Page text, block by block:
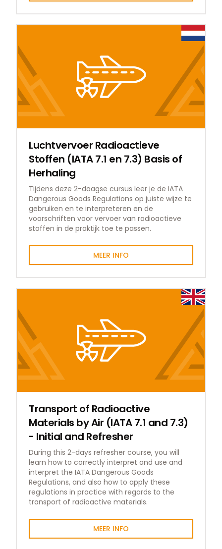
Luchtvervoer Radioactieve
Stoffen (IATA 7.1 en 7.3) Basis of
Herhaling
Tijdens deze 2-daagse cursus leer je de IATA
Dangerous Goods Regulations op juiste wijze te
gebruiken en te interpreteren en de
voorschriften voor vervoer van radioactieve
stoffen in de praktijk toe te passen.
MEER INFO
Transport of Radioactive
Materials by Air (IATA 7.1 and 7.3)
- Initial and Refresher
During this 2-days refresher course, you will
learn how to correctly interpret and use and
interpret the IATA Dangerous Goods
Regulations, and also how to apply these
regulations in practice with regards to the
transport of radioactive materials.
MEER INFO